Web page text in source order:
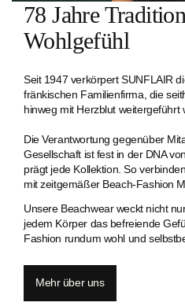
78 Jahre
Wohlgefühl
Seit 1947 verkörpert SUNFLAIR
fränkischen Familien­firma, die
hinweg mit Herzblut weitergeführt
Die Verantwortung gegenüber
Gesellschaft ist fest in der DNA
prägt jede Kollektion. So
mit zeitgemäßer Beach-Fashion
Unsere Beachwear weckt nicht
jedem Körper das befreiende
Fashion rundum wohl und
Mehr über uns